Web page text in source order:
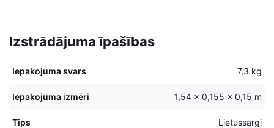
Izstrādājuma īpašības
Iepakojuma svars 7,3 kg
Iepakojuma izmēri 1,54 × 0,155 × 0,15 m
Tips Lietussargi